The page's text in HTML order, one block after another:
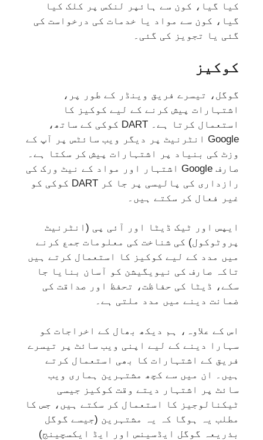
کیا گیا، کون سے ہائپر لنکس پر کلک کیا
گیا، کون سے مواد یا خدمات کی درخواست کی
گئی یا تجویز کی گئی۔
کوکیز
گوگل، تیسرے فریق وینڈر کے طور پر،
اشتہارات پیش کرنے کے لیے کوکیز کا
استعمال کرتا ہے۔ DART کوکی کے ساتھ،
Google انٹرنیٹ پر دیگر ویب سائٹس پر آپ کے
وزٹ کی بنیاد پر اشتہارات پیش کر سکتا ہے۔
صارف Google اشتہار اور مواد کے نیٹ ورک کی
رازداری کی پالیسی پر جا کر DART کوکی کو
غیر فعال کر سکتے ہیں۔
ایپس اور ٹیک ڈیٹا اور آئی پی (انٹرنیٹ
پروٹوکول) کی شناخت کی معلومات جمع کرنے
میں مدد کے لیے کوکیز کا استعمال کرتے ہیں
تاکہ صارف کی نیویگیشن کو آسان بنایا جا
سکے، ڈیٹا کی حفاظت، تحفظ اور صداقت کی
ضمانت دینے میں مدد ملتی ہے۔
اس کے علاوہ، ہم دیکھ بھال کے اخراجات کو
سہارا دینے کے لیے اپنی ویب سائٹ پر تیسرے
فریق کے اشتہارات کا بھی استعمال کرتے
ہیں۔ ان میں سے کچھ مشتہرین ہماری ویب
سائٹ پر اشتہار دیتے وقت کوکیز جیسی
ٹیکنالوجیز کا استعمال کر سکتے ہیں، جس کا
مطلب یہ ہوگا کہ یہ مشتہرین (جیسے گوگل
بذریعہ گوگل ایڈسینس اور ایڈ ایکسچینج)